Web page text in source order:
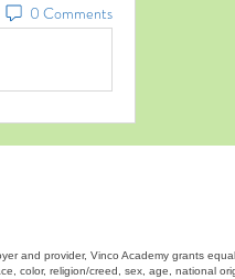
0 Comments
and provider, Vinco Academy grants
color, religion/creed, sex, age, national